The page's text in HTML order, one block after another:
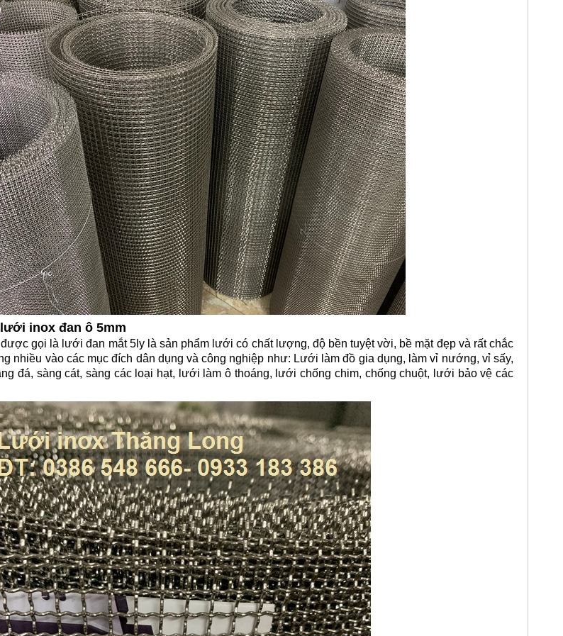
inox đan ô 5mm
gọi là lưới đan mắt 5ly là sản phẩm lưới có chất lượng, độ bền tuyệt vời, bề mặt đẹp và rất chắc
nhiều vào các mục đích dân dụng và công nghiệp như: Lưới làm đồ gia dụng, làm vỉ nướng, vỉ sấy,
đá, sàng cát, sàng các loại hạt, lưới làm ô thoáng, lưới chống chim, chống chuột, lưới bảo vệ các